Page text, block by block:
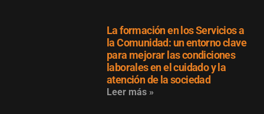
La formación en los Servicios a
la Comunidad: un entorno clave
para mejorar las condiciones
laborales en el cuidado y la
atención de la sociedad
Leer más »